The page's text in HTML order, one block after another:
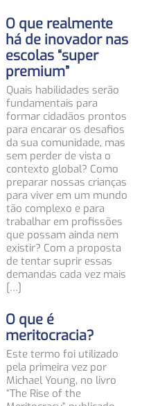
O que realmente
há de inovador nas
escolas “super
premium”
Quais habilidades serão
fundamentais para
formar cidadãos prontos
para encarar os desafios
da sua comunidade, mas
sem perder de vista o
contexto global? Como
preparar nossas crianças
para viver em um mundo
tão complexo e para
trabalhar em profissões
que possam ainda nem
existir? Com a proposta
de tentar suprir essas
demandas cada vez mais
[…]
O que é
meritocracia?
Este termo foi utilizado
pela primeira vez por
Michael Young, no livro
“The Rise of the